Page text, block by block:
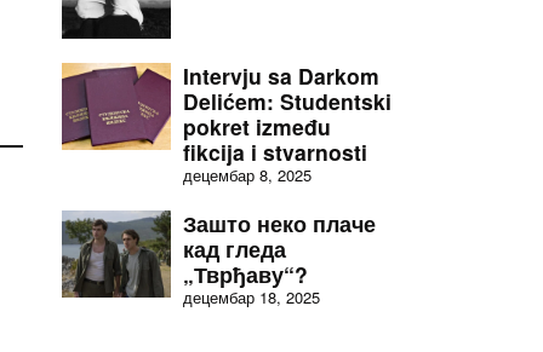
Intervju sa Darkom
Delićem: Studentski
pokret između
fikcija i stvarnosti
децембар 8, 2025
Зашто неко плаче
кад гледа
„Тврђаву“?
децембар 18, 2025